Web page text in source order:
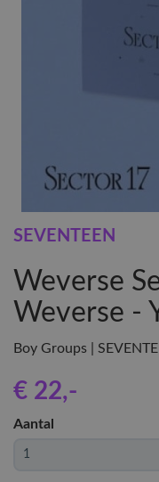
SEVENTEEN
Weverse
Weverse -
Boy Groups |
€ 22,-
Aantal